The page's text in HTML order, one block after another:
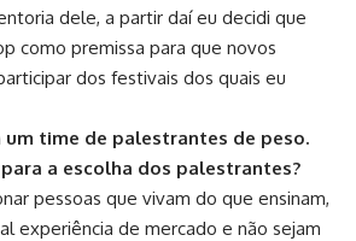
dele, a partir daí eu decidi que
como premissa para que novos
dos festivais dos quais eu
um time de palestrantes de peso.
a escolha dos palestrantes?
pessoas que vivam do que ensinam,
experiência de mercado e não sejam